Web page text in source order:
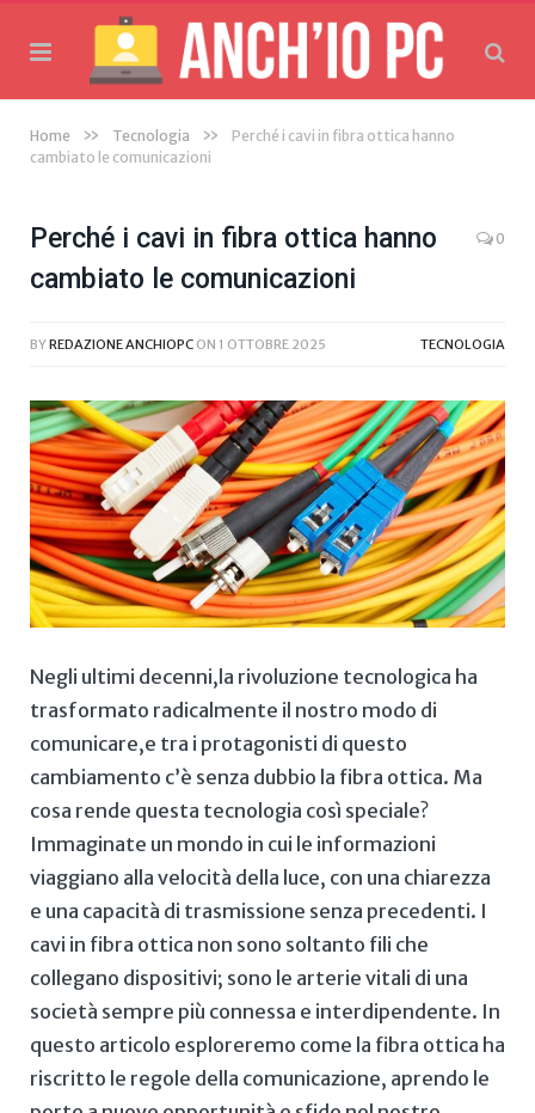
Home » Tecnologia »
Perché i cavi in fibra ottica hanno
cambiato le comunicazioni
Perché i cavi in fibra ottica hanno
cambiato le comunicazioni
0
BYREDAZIONE ANCHIOPC ON 1 OTTOBRE 2025 TECNOLOGIA
Negli ultimi‌ decenni,la rivoluzione tecnologica ha
⁣trasformato radicalmente il nostro modo di⁣
comunicare,e tra i protagonisti di questo
cambiamento c’è ⁤senza dubbio⁤ la fibra ottica. ⁤Ma
cosa ‍rende questa⁣ tecnologia‌ così speciale?
Immaginate un mondo ⁣in​ cui le informazioni⁤
viaggiano ⁢alla velocità della luce, ⁣con⁢ una chiarezza‍
e una⁢ capacità di⁢ trasmissione⁢ senza precedenti. I
cavi in‍ fibra​ ottica non⁤ sono ‌soltanto ⁤fili​ che
collegano ⁢dispositivi; sono⁢ le arterie vitali di una
società ⁤sempre più ⁤connessa ⁤e interdipendente. ⁣In⁣
questo articolo esploreremo come la fibra⁢ ottica⁣ ha⁤
riscritto le​ regole della comunicazione, aprendo‌ le